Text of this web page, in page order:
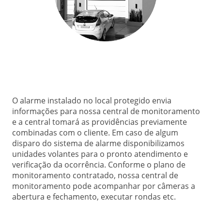
O alarme instalado no local protegido envia
informações para nossa central de monitoramento
e a central tomará as providências previamente
combinadas com o cliente. Em caso de algum
disparo do sistema de alarme disponibilizamos
unidades volantes para o pronto atendimento e
verificação da ocorrência. Conforme o plano de
monitoramento contratado, nossa central de
monitoramento pode acompanhar por câmeras a
abertura e fechamento, executar rondas etc.